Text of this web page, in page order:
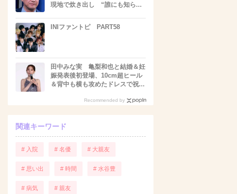
現地で炊き出し “誰にも知ら...
INIファントピ PART58
田中みな実 亀梨和也と結婚＆妊
娠発表後初登場、10cm超ヒール
＆背中も横も攻めたドレスで祝...
Recommended by
関連キーワード
# 入院 # 名優 # 大親友
# 思い出 # 時間 # 水谷豊
# 病気 # 親友